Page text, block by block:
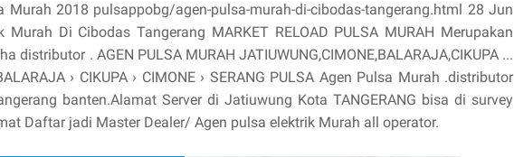
Murah 2018 pulsappobg/agen-pulsa-murah-di-cibodas-tangerang.html 28 Jun
Di Cibodas Tangerang MARKET RELOAD PULSA MURAH Merupakan
distributor . AGEN PULSA MURAH JATIUWUNG,CIMONE,BALARAJA,CIKUPA ...
› CIKUPA › CIMONE › SERANG PULSA Agen Pulsa Murah .distributor
banten.Alamat Server di Jatiuwung Kota TANGERANG bisa di survey
Daftar jadi Master Dealer/ Agen pulsa elektrik Murah all operator.